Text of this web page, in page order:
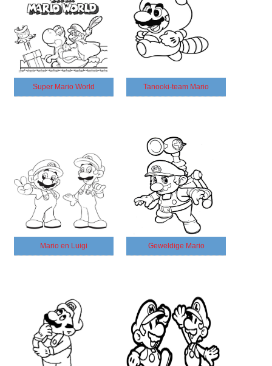
Super Mario World Tanooki-team Mario
Mario en Luigi Geweldige Mario